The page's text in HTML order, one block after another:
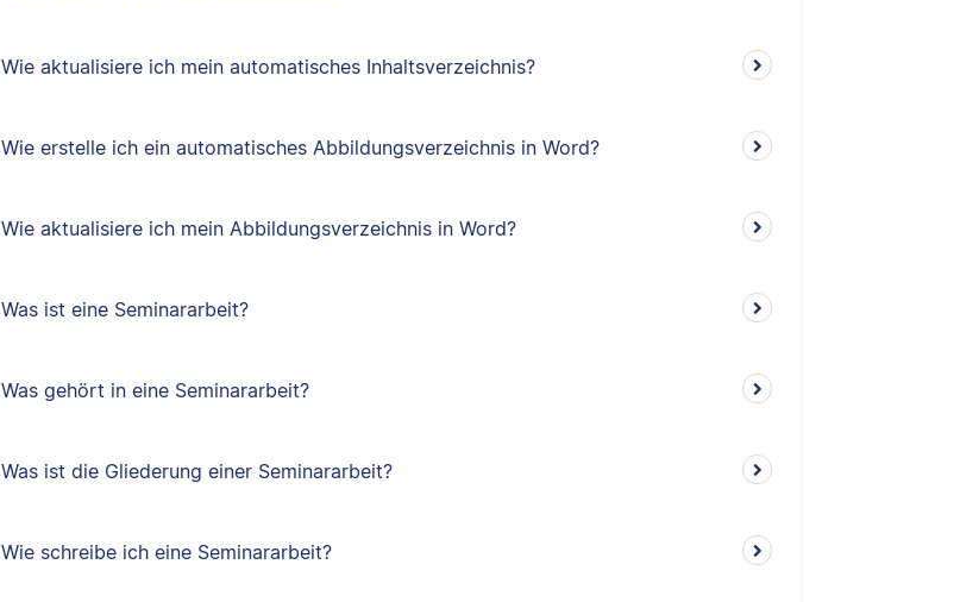
Wie aktualisiere ich mein automatisches Inhaltsverzeichnis?
Wie erstelle ich ein automatisches Abbildungsverzeichnis in Word?
Wie aktualisiere ich mein Abbildungsverzeichnis in Word?
Was ist eine Seminararbeit?
Was gehört in eine Seminararbeit?
Was ist die Gliederung einer Seminararbeit?
Wie schreibe ich eine Seminararbeit?